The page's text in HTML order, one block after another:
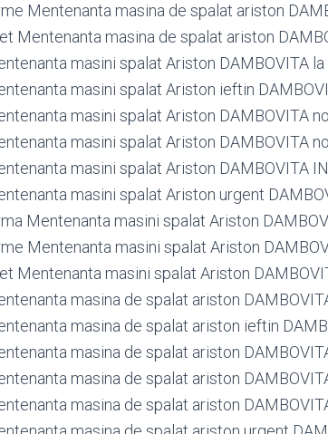
Mentenanta masina de spalat ariston
Mentenanta masina de spalat ariston
masini spalat Ariston DAMBOVITA
masini spalat Ariston ieftin
masini spalat Ariston DAMBOVITA
masini spalat Ariston DAMBOVITA
masini spalat Ariston DAMBOVITA
masini spalat Ariston urgent
Mentenanta masini spalat Ariston
Mentenanta masini spalat Ariston
Mentenanta masini spalat Ariston
masina de spalat ariston
masina de spalat ariston ieftin
masina de spalat ariston
masina de spalat ariston
masina de spalat ariston